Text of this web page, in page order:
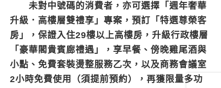
未對中號碼的消費者，亦可選擇「週年奢華
升級．高樓層雙禮享」專案，預訂「特選尊榮客
房」，保證入住29樓以上高樓房，升級行政樓層
「豪華閣貴賓廊禮遇」，享早餐、傍晚雞尾酒與
小點、免費套裝燙整服務乙次，以及商務會議室
2小時免費使用（須提前預約），再獲限量多功